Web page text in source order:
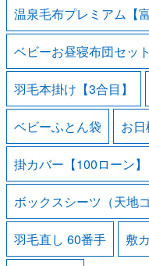
温泉毛布プレミアム【
ベビーお昼寝布団セッ
羽毛本掛け【3合目】
ベビーふとん袋 お
掛カバー【100ローン】
ボックスシーツ（天地
羽毛直し 60番手 敷